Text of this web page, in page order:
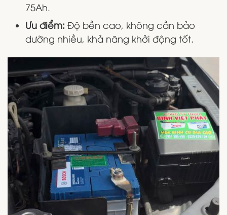
75Ah.
Ưu điểm: Độ bền cao, không cần bảo
dưỡng nhiều, khả năng khởi động tốt.